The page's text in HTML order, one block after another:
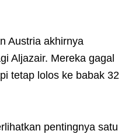
Austria akhirnya
Aljazair. Mereka gagal
tetap lolos ke babak 32
pentingnya satu